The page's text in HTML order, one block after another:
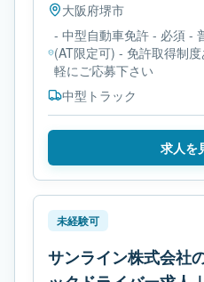
大阪府堺市
- 中型自動車免許 - 必須 -
(AT限定可) - 免許取得制
軽にご応募下さい
中型トラック
求人を
未経験可
サンライン株式会社